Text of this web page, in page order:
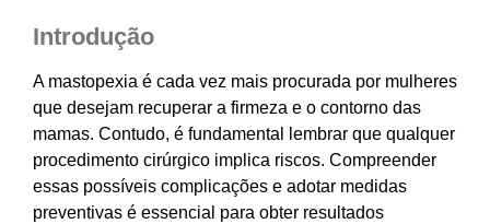
Introdução
A mastopexia é cada vez mais procurada por mulheres
que desejam recuperar a firmeza e o contorno das
mamas. Contudo, é fundamental lembrar que qualquer
procedimento cirúrgico implica riscos. Compreender
essas possíveis complicações e adotar medidas
preventivas é essencial para obter resultados